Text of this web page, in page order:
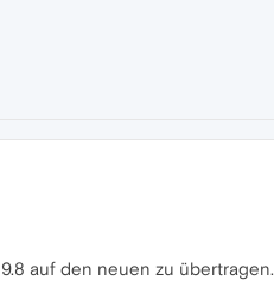
auf den neuen zu übertragen.